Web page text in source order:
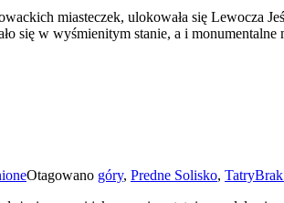
miasteczek, ulokowała się Lewocza
się w wyśmienitym stanie, a i
Otagowano góry, Predne Solisko, Tatry